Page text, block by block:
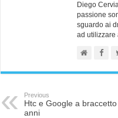
Diego
passione
sguardo ai
ad utilizzare
Previous
Htc e Google a
anni